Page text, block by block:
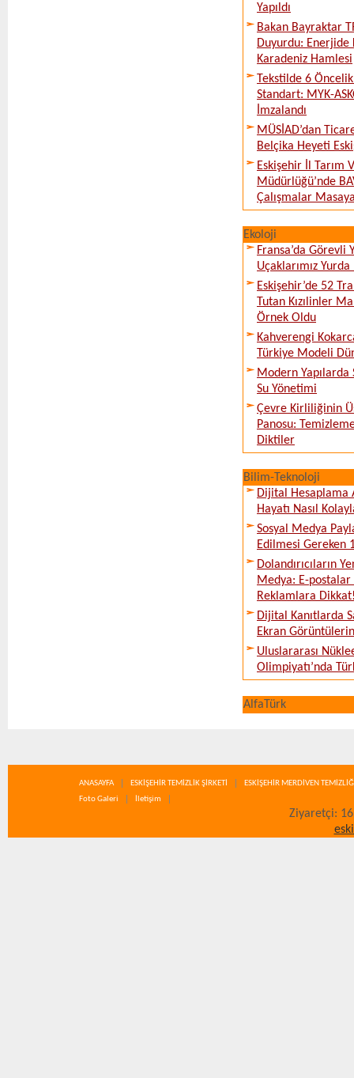
Yapıldı
Bakan Bayraktar
Duyurdu: Enerjide
Karadeniz Hamlesi
Tekstilde 6
Standart: MYK-
İmzalandı
MÜSİAD’dan
Belçika Heyeti
Eskişehir İl Tarım
Müdürlüğü’nde
Çalışmalar Masaya
Ekoloji
Fransa’da Görevli
Uçaklarımız
Eskişehir’de 52
Tutan Kızılinler
Örnek Oldu
Kahverengi
Türkiye Modeli
Modern Yapılarda
Su Yönetimi
Çevre Kirliliğinin
Panosu:
Diktiler
Bilim-Teknoloji
Dijital Hesaplama
Hayatı Nasıl
Sosyal Medya
Edilmesi Gereken
Dolandırıcıların
Medya: E-postalar
Reklamlara
Dijital Kanıtlarda
Ekran
Uluslararası
Olimpiyatı’nda
AlfaTürk
ANASAYFA ESKİŞEHİR TEMİZLİK ŞİRKETİ
ESKİŞEHİR MERDİVEN
Foto Galeri
İletişim
Ziyaretçi: